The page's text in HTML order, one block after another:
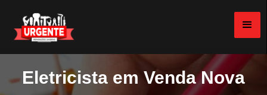
Eletricista em Venda Nova